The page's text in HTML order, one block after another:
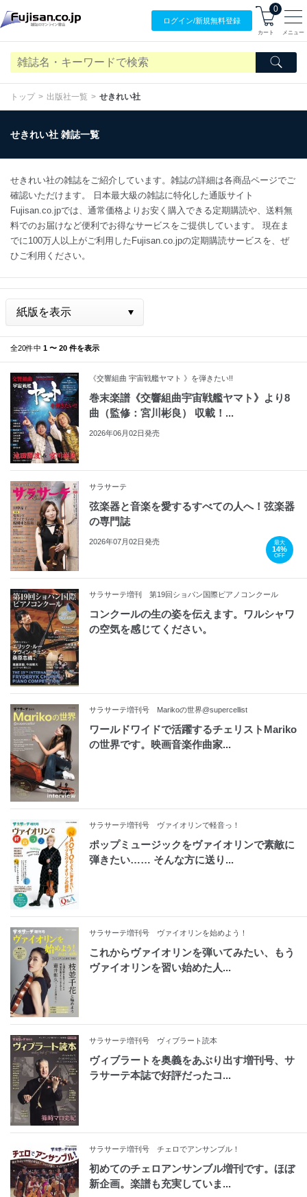
ログイン/新規無料登録
0
カート メニュー
トップ 出版社一覧 せきれい社
せきれい社 雑誌一覧
せきれい社の雑誌をご紹介しています。雑誌の詳細は各商品ページでご
確認いただけます。 日本最大級の雑誌に特化した通販サイト
Fujisan.co.jpでは、通常価格よりお安く購入できる定期購読や、送料無
料でのお届けなど便利でお得なサービスをご提供しています。 現在ま
でに100万人以上がご利用したFujisan.co.jpの定期購読サービスを、ぜ
ひご利用ください。
全20件中 1 〜 20 件を表示
《交響組曲 宇宙戦艦ヤマト 》を弾きたい!!
巻末楽譜《交響組曲宇宙戦艦ヤマト》より8
曲（監修：宮川彬良） 収載！...
2026年06月02日発売
サラサーテ
弦楽器と音楽を愛するすべての人へ！弦楽器
の専門誌
2026年07月02日発売 最大
14%
OFF
サラサーテ増刊 第19回ショパン国際ピアノコンクール
コンクールの生の姿を伝えます。ワルシャワ
の空気を感じてください。
サラサーテ増刊号 Marikoの世界@supercellist
ワールドワイドで活躍するチェリストMariko
の世界です。映画音楽作曲家...
サラサーテ増刊号 ヴァイオリンで軽音っ！
ポップミュージックをヴァイオリンで素敵に
弾きたい…… そんな方に送り...
サラサーテ増刊号 ヴァイオリンを始めよう！
これからヴァイオリンを弾いてみたい、もう
ヴァイオリンを習い始めた人...
サラサーテ増刊号 ヴィブラート読本
ヴィブラートを奥義をあぶり出す増刊号、サ
ラサーテ本誌で好評だったコ...
サラサーテ増刊号 チェロでアンサンブル！
初めてのチェロアンサンブル増刊です。ほぼ
新企画。楽譜も充実していま...